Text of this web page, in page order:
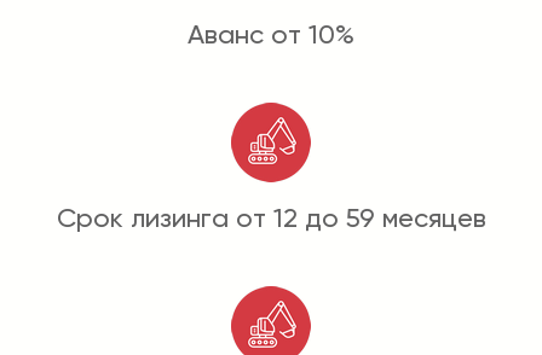
Аванс от 10%
Срок лизинга от 12 до 59 месяцев